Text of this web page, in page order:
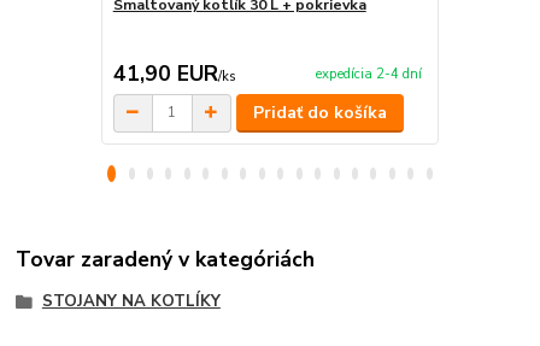
Smaltovaný kotlík 30 L + pokrievka
41,90 EUR/ks expedícia 2-4 dní
Pridať do košíka
Tovar zaradený v kategóriách
STOJANY NA KOTLÍKY